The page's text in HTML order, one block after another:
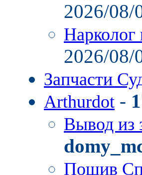
2026/08/
Нарколог
2026/08/
Запчасти
Arthurdot -
Вывод из
Пошив